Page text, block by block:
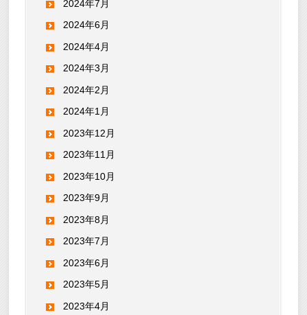
2024年7月
2024年6月
2024年4月
2024年3月
2024年2月
2024年1月
2023年12月
2023年11月
2023年10月
2023年9月
2023年8月
2023年7月
2023年6月
2023年5月
2023年4月